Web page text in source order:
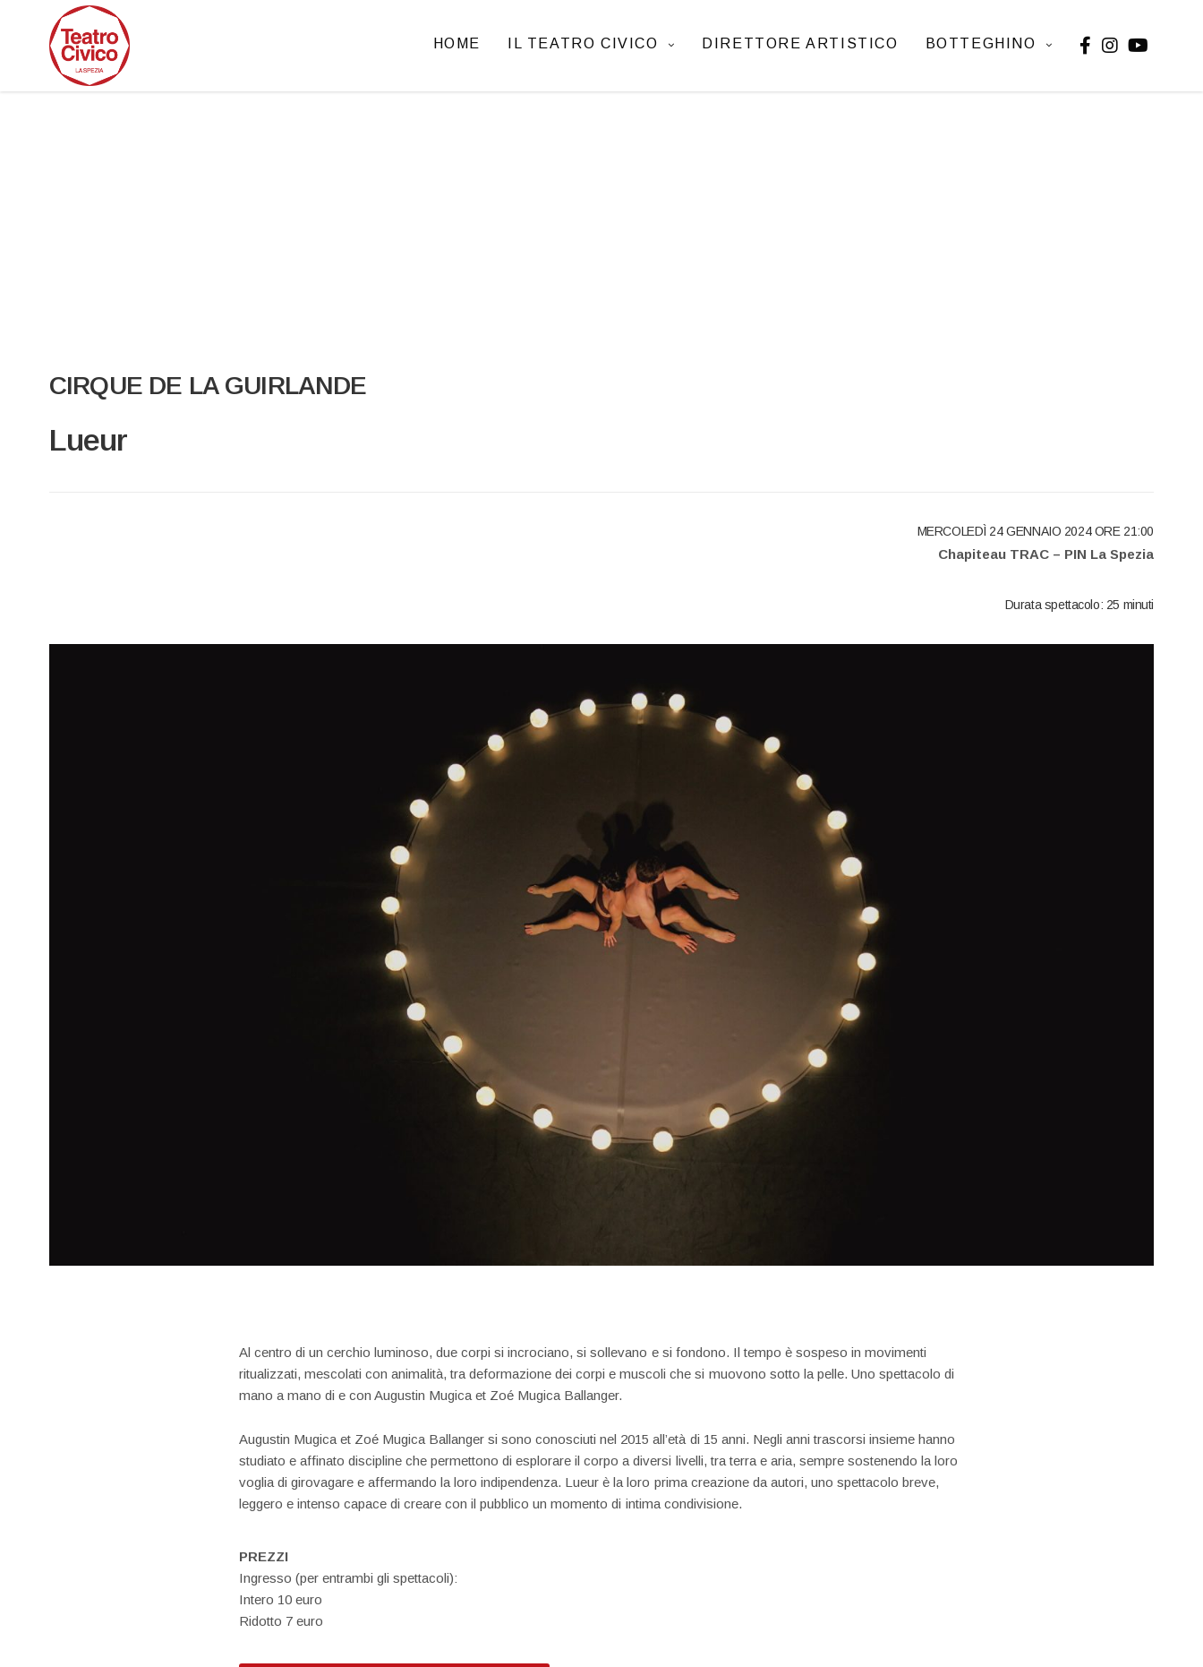
HOME IL TEATRO CIVICO DIRETTORE ARTISTICO BOTTEGHINO
CIRQUE DE LA GUIRLANDE
Lueur
MERCOLEDÌ 24 GENNAIO 2024 ORE 21:00
Chapiteau TRAC – PIN La Spezia
Durata spettacolo: 25 minuti
Al centro di un cerchio luminoso, due corpi si incrociano, si sollevano e si fondono. Il tempo è sospeso in movimenti
ritualizzati, mescolati con animalità, tra deformazione dei corpi e muscoli che si muovono sotto la pelle. Uno spettacolo di
mano a mano di e con Augustin Mugica et Zoé Mugica Ballanger.
Augustin Mugica et Zoé Mugica Ballanger si sono conosciuti nel 2015 all’età di 15 anni. Negli anni trascorsi insieme hanno
studiato e affinato discipline che permettono di esplorare il corpo a diversi livelli, tra terra e aria, sempre sostenendo la loro
voglia di girovagare e affermando la loro indipendenza. Lueur è la loro prima creazione da autori, uno spettacolo breve,
leggero e intenso capace di creare con il pubblico un momento di intima condivisione.
PREZZI
Ingresso (per entrambi gli spettacoli):
Intero 10 euro
Ridotto 7 euro